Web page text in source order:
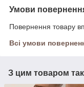
Умови
Повернення товару
Всі умови
З цим товаром